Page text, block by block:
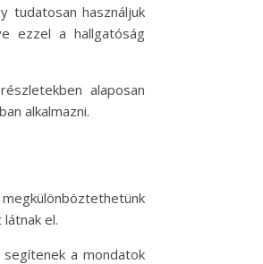
tudatosan használjuk
ezzel a hallgatóság
alaposan
alkalmazni.
el.
segítenek a mondatok